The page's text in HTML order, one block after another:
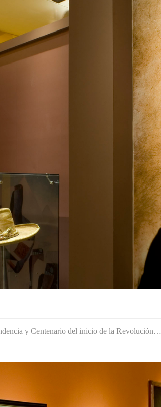
y Centenario del inicio de la Revolución…